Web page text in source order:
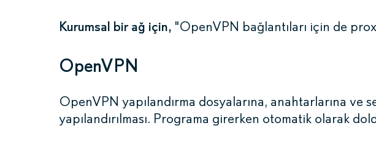
Kurumsal bir ağ için, "OpenVPN bağlantıları için de
OpenVPN
OpenVPN yapılandırma dosyalarına, anahtarlarına ve
yapılandırılması. Programa girerken otomatik olarak